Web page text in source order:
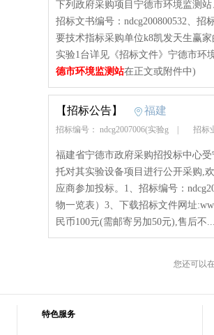
下列政府采购项目宁德市环境监测
招标文书编号：ndcg200800532、
要技术指标采购单位k8凯发天生赢
实验1台详见《招标文件》宁德市环
德市环境监测站在正文或附件中)
【招标公告】 福建
招标编号： ndcg2007006(实验g 招标
福建省宁德市政府采购招投标中心
托对其实验设备项目进行公开采购,
应商参加投标。1、招标编号：
物一览表）3、下载招标文件网址
民币100元(需邮寄另加50元),售后不
您还可以
特色服务